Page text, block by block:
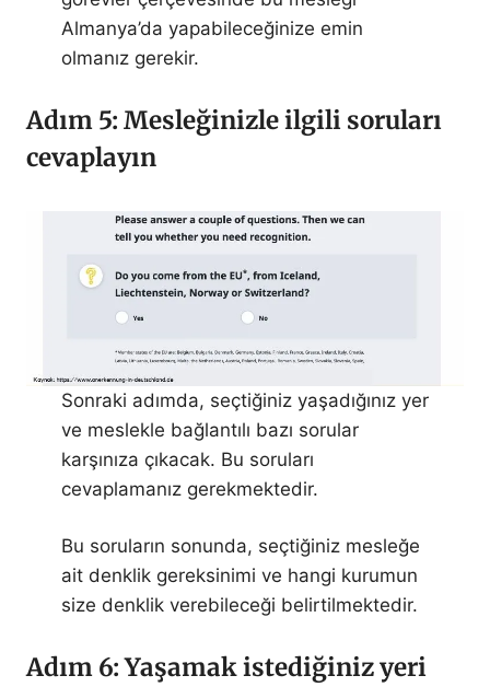
Almanya’da yapabileceğinize emin
olmanız gerekir.
Adım 5: Mesleğinizle ilgili soruları
cevaplayın
Sonraki adımda, seçtiğiniz yaşadığınız yer
ve meslekle bağlantılı bazı sorular
karşınıza çıkacak. Bu soruları
cevaplamanız gerekmektedir.
Bu soruların sonunda, seçtiğiniz mesleğe
ait denklik gereksinimi ve hangi kurumun
size denklik verebileceği belirtilmektedir.
Adım 6: Yaşamak istediğiniz yeri